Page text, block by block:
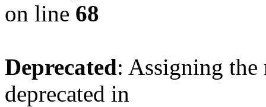
on line 68
Deprecated: Assigning the
deprecated in